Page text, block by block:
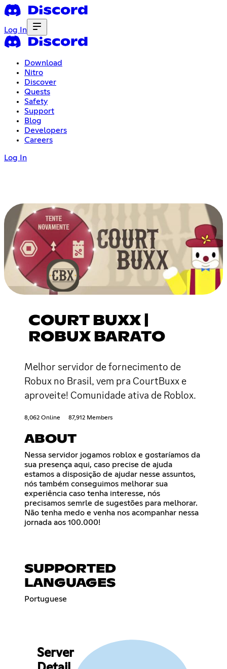
Log In
Download
Nitro
Discover
Quests
Safety
Support
Blog
Developers
Careers
Log In
COURT BUXX |
ROBUX BARATO
Melhor servidor de fornecimento de
Robux no Brasil, vem pra CourtBuxx e
aproveite! Comunidade ativa de Roblox.
8,062 Online 87,912 Members
ABOUT
Nessa servidor jogamos roblox e gostaríamos da
sua presença aqui, caso precise de ajuda
estamos a disposição de ajudar nesse assuntos,
nós também conseguimos melhorar sua
experiência caso tenha interesse, nós
precisamos semrle de sugestões para melhorar.
Não tenha medo e venha nos acompanhar nessa
jornada aos 100.000!
SUPPORTED
LANGUAGES
Portuguese
Server